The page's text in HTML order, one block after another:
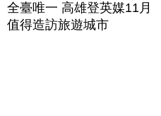
全臺唯一 高雄登英媒11月
值得造訪旅遊城市